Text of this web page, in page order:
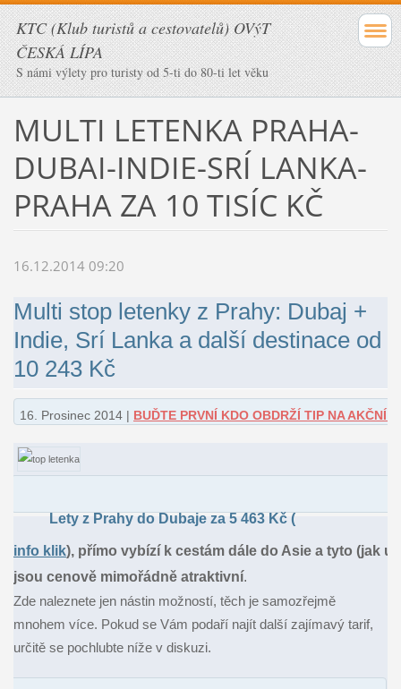
KTC (Klub turistů a cestovatelů) OVýT
ČESKÁ LÍPA
S námi výlety pro turisty od 5-ti do 80-ti let věku
MULTI LETENKA PRAHA-
DUBAI-INDIE-SRÍ LANKA-
PRAHA ZA 10 TISÍC KČ
16.12.2014 09:20
Multi stop letenky z Prahy: Dubaj +
Indie, Srí Lanka a další destinace od
10 243 Kč
16. Prosinec 2014 | BUĎTE PRVNÍ KDO OBDRŽÍ TIP NA AKČNÍ
Lety z Prahy do Dubaje za 5 463 Kč (
info klik), přímo vybízí k cestám dále do Asie a tyto (jak
jsou cenově mimořádně atraktivní.
Zde naleznete jen nástin možností, těch je samozřejmě
mnohem více. Pokud se Vám podaří najít další zajímavý tarif,
určitě se pochlubte níže v diskuzi.